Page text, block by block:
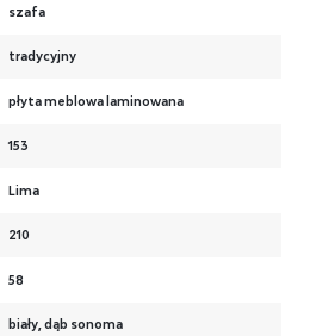
szafa
tradycyjny
płyta meblowa laminowana
153
Lima
210
58
biały, dąb sonoma